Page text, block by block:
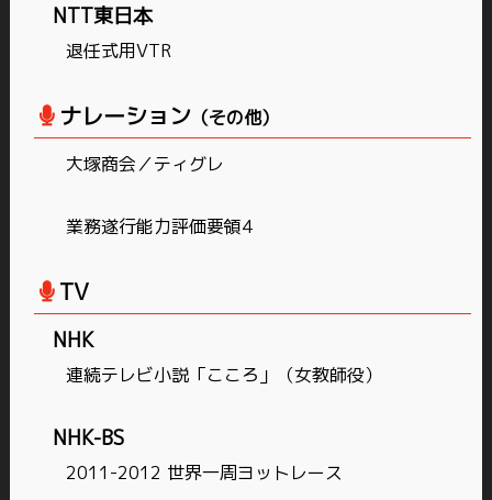
NTT東日本
退任式用VTR
ナレーション （その他）
大塚商会／ティグレ
業務遂行能力評価要領4
TV
NHK
連続テレビ小説「こころ」（女教師役）
NHK-BS
2011-2012 世界一周ヨットレース